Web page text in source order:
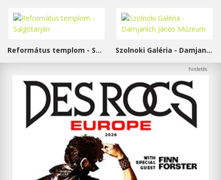
Református templom - Salgótarján Szolnoki Galéria - Damjanich János Múzeum